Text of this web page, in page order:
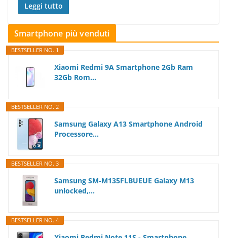
Leggi tutto
Smartphone più venduti
BESTSELLER NO. 1
Xiaomi Redmi 9A Smartphone 2Gb Ram
32Gb Rom...
BESTSELLER NO. 2
Samsung Galaxy A13 Smartphone Android
Processore...
BESTSELLER NO. 3
Samsung SM-M135FLBUEUE Galaxy M13
unlocked,...
BESTSELLER NO. 4